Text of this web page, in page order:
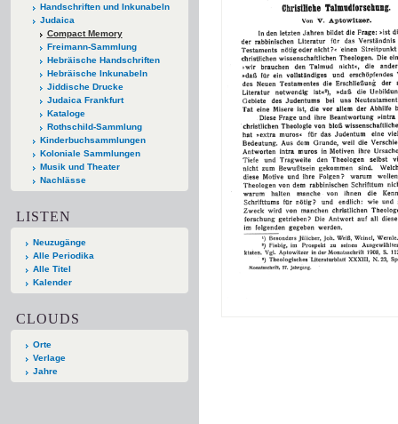
Handschriften und Inkunabeln
Judaica
Compact Memory
Freimann-Sammlung
Hebräische Handschriften
Hebräische Inkunabeln
Jiddische Drucke
Judaica Frankfurt
Kataloge
Rothschild-Sammlung
Kinderbuchsammlungen
Koloniale Sammlungen
Musik und Theater
Nachlässe
LISTEN
Neuzugänge
Alle Periodika
Alle Titel
Kalender
CLOUDS
Orte
Verlage
Jahre